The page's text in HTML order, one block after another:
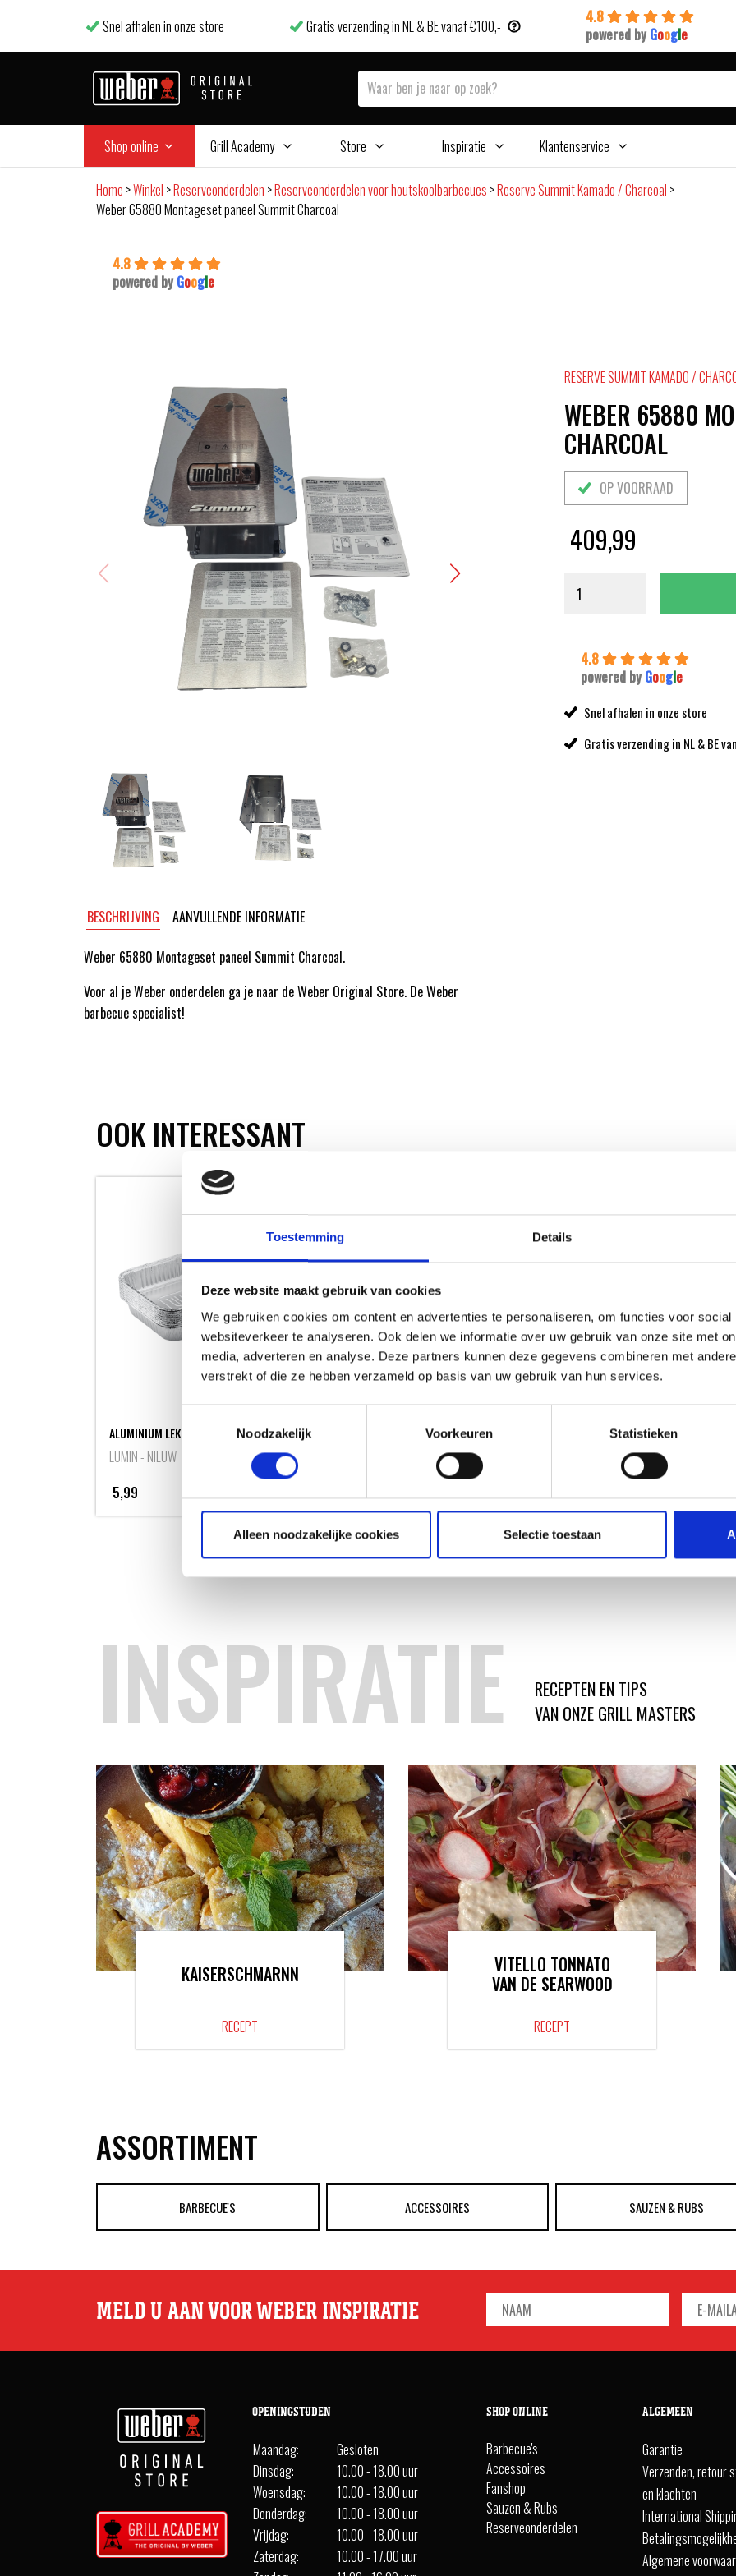
Toestemming Details
Deze website maakt gebruik van cookies
We gebruiken cookies om content en advertenties te personaliseren, om functies voor social
websiteverkeer te analyseren. Ook delen we informatie over uw gebruik van onze site met
media, adverteren en analyse. Deze partners kunnen deze gegevens combineren met
verstrekt of die ze hebben verzameld op basis van uw gebruik van hun services.
Noodzakelijk
Voorkeuren Statistieken
Alleen noodzakelijke cookies Selectie toestaan
Snel afhalen in onze store Gratis verzending in NL & BE vanaf €100,-
4.8
powered by Google
Shop online Grill Academy Store Inspiratie Klantenservice
Home >Winkel >Reserveonderdelen >Reserveonderdelen voor houtskoolbarbecues >Reserve Summit Kamado / Charcoal >
Weber 65880 Montageset paneel Summit Charcoal
4.8
powered by Google
BESCHRIJVING AANVULLENDE INFORMATIE
Weber 65880 Montageset paneel Summit Charcoal.
Voor al je Weber onderdelen ga je naar de Weber Original Store. De Weber
barbecue specialist!
RESERVE SUMMIT KAMADO /
WEBER 65880
CHARCOAL
OP VOORRAAD
409,99
4.8
powered by Google
Snel afhalen in onze store
Gratis verzending in NL & BE
OOK INTERESSANT
ALUMINIUM LEKBAKJES - 10 STUKS
LUMIN - NIEUW
5,99
Meer informatie 17,99
PREMIUM HOES VOOR SUMMIT
HOEZEN
119,99
INSPIRATIE
RECEPTEN EN TIPS
VAN ONZE GRILL MASTERS
KAISERSCHMARNN
RECEPT
VITELLO TONNATO
VAN DE SEARWOOD
RECEPT
ASSORTIMENT
BARBECUE'S ACCESSOIRES SAUZEN & RUBS
MELD U AAN VOOR WEBER INSPIRATIE
OPENINGSTIJDEN
Maandag:
Gesloten
Dinsdag:
10.00 - 18.00 uur
Woensdag:
10.00 - 18.00 uur
Donderdag:
10.00 - 18.00 uur
Vrijdag:
10.00 - 18.00 uur
Zaterdag:
10.00 - 17.00 uur
SHOP ONLINE
Barbecue's
Accessoires
Fanshop
Sauzen & Rubs
Reserveonderdelen
ALGEMEEN
Garantie
Verzenden, retour
en klachten
International
Algemene